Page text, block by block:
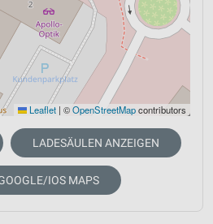
Leaflet | ©OpenStreetMapcontributors
LADESÄULEN ANZEIGEN
IOS MAPS